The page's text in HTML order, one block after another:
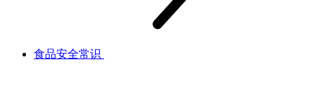
食品安全常识